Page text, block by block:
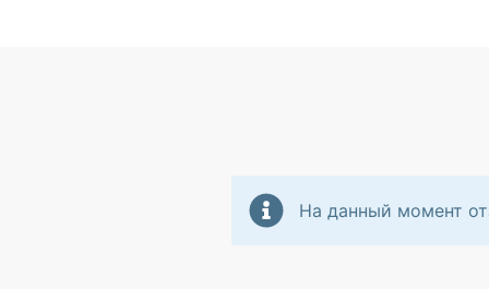
На данный момент